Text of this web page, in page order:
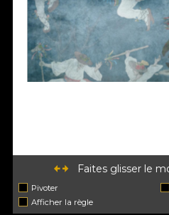
Faites glisser le
Pivoter
Afficher la règle